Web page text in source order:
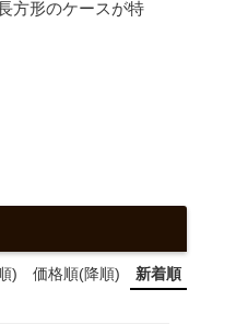
方形のケースが特
) 価格順(降順) 新着順